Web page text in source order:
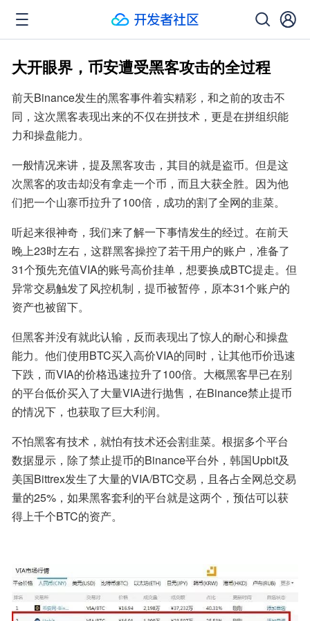
大开眼界，币安遭受黑客攻击的全过程
前天Binance发生的黑客事件着实精彩，和之前的攻击不
同，这次黑客表现出来的不仅在拼技术，更是在拼组织能
力和操盘能力。
一般情况来讲，提及黑客攻击，其目的就是盗币。但是这
次黑客的攻击却没有拿走一个币，而且大获全胜。因为他
们把一个山寨币拉升了100倍，成功的割了全网的韭菜。
听起来很神奇，我们来了解一下事情发生的经过。在前天
晚上23时左右，这群黑客操控了若干用户的账户，准备了
31个预先充值VIA的账号高价挂单，想要换成BTC提走。但
异常交易触发了风控机制，提币被暂停，原本31个账户的
资产也被留下。
但黑客并没有就此认输，反而表现出了惊人的耐心和操盘
能力。他们使用BTC买入高价VIA的同时，让其他币价迅速
下跌，而VIA的价格迅速拉升了100倍。大概黑客早已在别
的平台低价买入了大量VIA进行抛售，在Binance禁止提币
的情况下，也获取了巨大利润。
不怕黑客有技术，就怕有技术还会割韭菜。根据多个平台
数据显示，除了禁止提币的Binance平台外，韩国Upbit及
美国Bittrex发生了大量的VIA/BTC交易，且各占全网总交易
量的25%，如果黑客套利的平台就是这两个，预估可以获
得上千个BTC的资产。